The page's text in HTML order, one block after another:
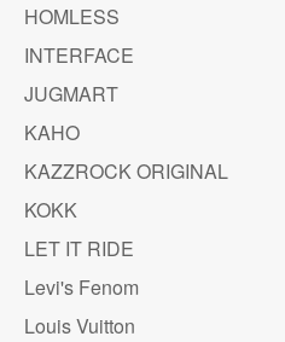
HOMLESS
INTERFACE
JUGMART
KAHO
KAZZROCK ORIGINAL
KOKK
LET IT RIDE
Levi's Fenom
Louis Vuitton